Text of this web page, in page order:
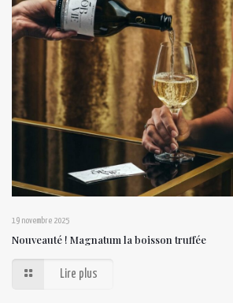
19 novembre 2025
Nouveauté ! Magnatum la boisson truffée
Lire plus